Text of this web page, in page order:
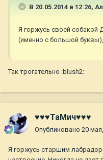
В 20.05.2014 в 12:26,
Я горжусь своей собакой
(именно с большой
Так трогательно :blush2:
♥♥♥ТаМич♥♥♥
Опубликовано 20
Я горжусь старшим